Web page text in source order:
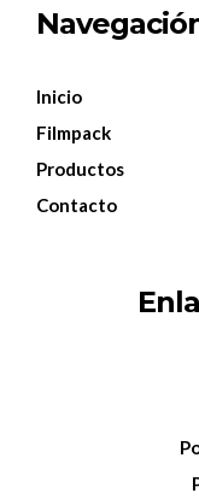
Inicio
Filmpack
Productos
Contacto